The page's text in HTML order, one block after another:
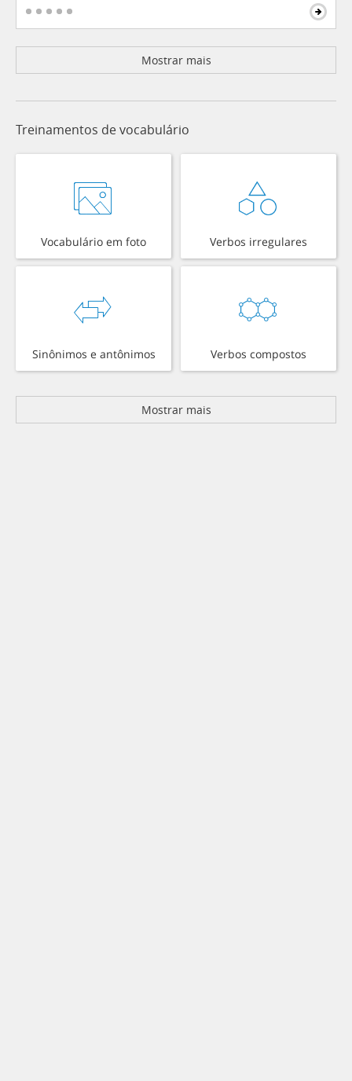
Mostrar mais
Treinamentos de vocabulário
Vocabulário em foto Verbos irregulares
Sinônimos e antônimos Verbos compostos
Mostrar mais